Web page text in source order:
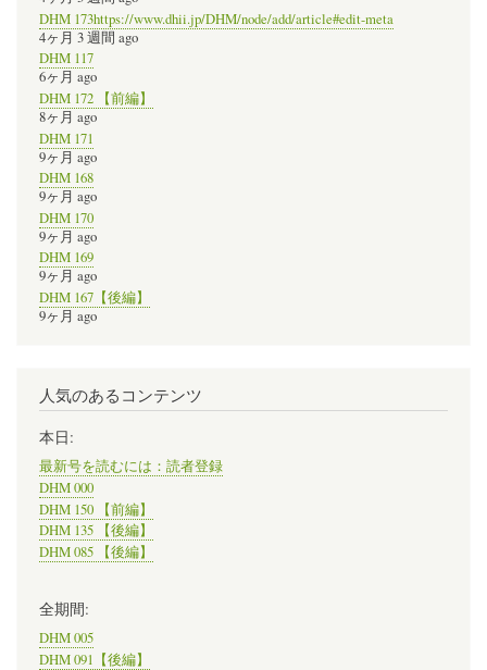
DHM 173https://www.dhii.jp/DHM/node/add/article#edit-meta
4ヶ月 3 週間 ago
DHM 117
6ヶ月 ago
DHM 172 【前編】
8ヶ月 ago
DHM 171
9ヶ月 ago
DHM 168
9ヶ月 ago
DHM 170
9ヶ月 ago
DHM 169
9ヶ月 ago
DHM 167【後編】
9ヶ月 ago
人気のあるコンテンツ
本日:
最新号を読むには：読者登録
DHM 000
DHM 150 【前編】
DHM 135 【後編】
DHM 085 【後編】
全期間:
DHM 005
DHM 091【後編】